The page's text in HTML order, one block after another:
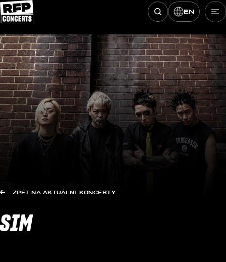
Přeskočit na obsah
Hledat koncerty
EN
ZPĚT NA AKTUÁLNÍ KONCERTY
SIM